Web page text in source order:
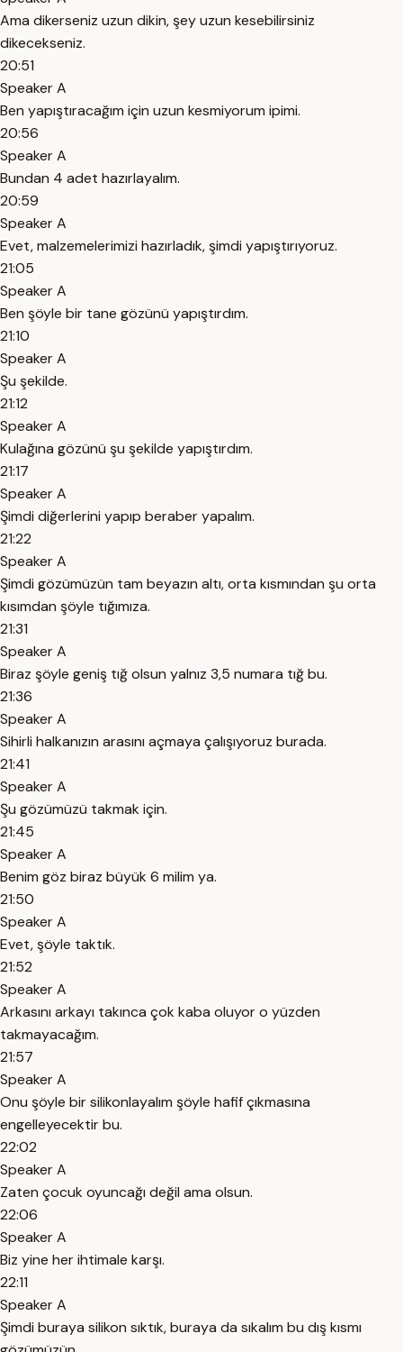
Ama dikerseniz uzun dikin, şey uzun kesebilirsiniz
dikecekseniz.
20:51
Speaker A
Ben yapıştıracağım için uzun kesmiyorum ipimi.
20:56
Speaker A
Bundan 4 adet hazırlayalım.
20:59
Speaker A
Evet, malzemelerimizi hazırladık, şimdi yapıştırıyoruz.
21:05
Speaker A
Ben şöyle bir tane gözünü yapıştırdım.
21:10
Speaker A
Şu şekilde.
21:12
Speaker A
Kulağına gözünü şu şekilde yapıştırdım.
21:17
Speaker A
Şimdi diğerlerini yapıp beraber yapalım.
21:22
Speaker A
Şimdi gözümüzün tam beyazın altı, orta kısmından şu orta
kısımdan şöyle tığımıza.
21:31
Speaker A
Biraz şöyle geniş tığ olsun yalnız 3,5 numara tığ bu.
21:36
Speaker A
Sihirli halkanızın arasını açmaya çalışıyoruz burada.
21:41
Speaker A
Şu gözümüzü takmak için.
21:45
Speaker A
Benim göz biraz büyük 6 milim ya.
21:50
Speaker A
Evet, şöyle taktık.
21:52
Speaker A
Arkasını arkayı takınca çok kaba oluyor o yüzden
takmayacağım.
21:57
Speaker A
Onu şöyle bir silikonlayalım şöyle hafif çıkmasına
engelleyecektir bu.
22:02
Speaker A
Zaten çocuk oyuncağı değil ama olsun.
22:06
Speaker A
Biz yine her ihtimale karşı.
22:11
Speaker A
Şimdi buraya silikon sıktık, buraya da sıkalım bu dış kısmı